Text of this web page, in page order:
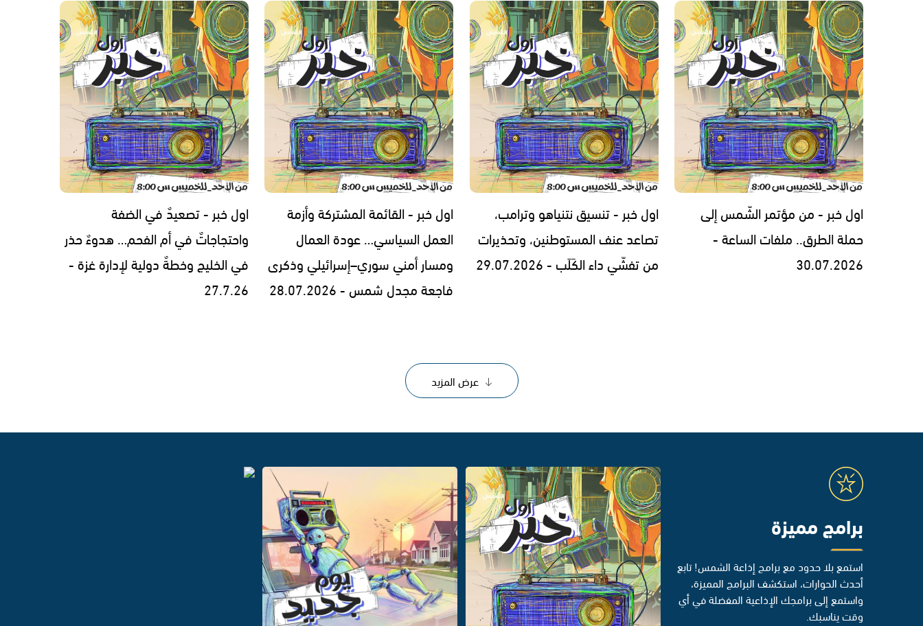
اول خبر - من مؤتمر الشّمس إلى
حملة الطرق.. ملفات الساعة -
30.07.2026
اول خبر - تنسيق نتنياهو وترامب،
تصاعد عنف المستوطنين، وتحذيرات
من تفشّي داء الكَلَب - 29.07.2026
اول خبر - القائمة المشتركة وأزمة
العمل السياسي… عودة العمال
ومسار أمني سوري–إسرائيلي وذكرى
فاجعة مجدل شمس - 28.07.2026
اول خبر - تصعيدٌ في الضفة
واحتجاجاتٌ في أم الفحم… هدوءٌ حذر
في الخليج وخطةٌ دولية لإدارة غزة -
27.7.26
عرض المزيد
برامج مميزة
استمع بلا حدود مع برامج إذاعة الشمس! تابع
أحدث الحوارات، استكشف البرامج المميزة،
واستمع إلى برامجك الإذاعية المفضلة في أي
وقت يناسبك.